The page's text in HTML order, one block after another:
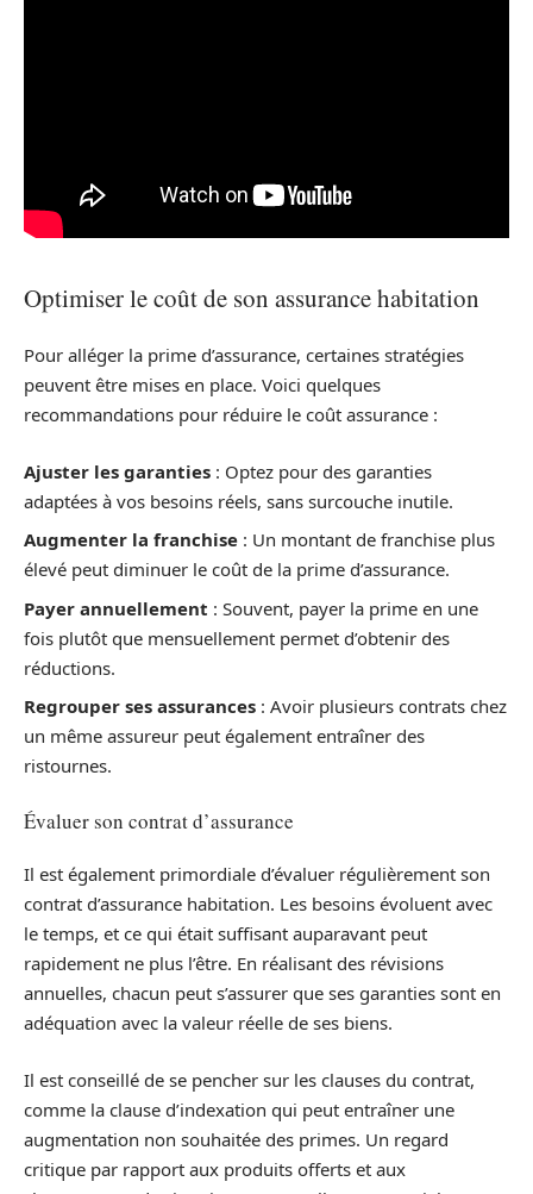
Optimiser le coût de son assurance habitation
Pour alléger la prime d’assurance, certaines stratégies
peuvent être mises en place. Voici quelques
recommandations pour réduire le coût assurance :
Ajuster les garanties : Optez pour des garanties
adaptées à vos besoins réels, sans surcouche inutile.
Augmenter la franchise : Un montant de franchise plus
élevé peut diminuer le coût de la prime d’assurance.
Payer annuellement : Souvent, payer la prime en une
fois plutôt que mensuellement permet d’obtenir des
réductions.
Regrouper ses assurances : Avoir plusieurs contrats chez
un même assureur peut également entraîner des
ristournes.
Évaluer son contrat d’assurance
Il est également primordiale d’évaluer régulièrement son
contrat d’assurance habitation. Les besoins évoluent avec
le temps, et ce qui était suffisant auparavant peut
rapidement ne plus l’être. En réalisant des révisions
annuelles, chacun peut s’assurer que ses garanties sont en
adéquation avec la valeur réelle de ses biens.
Il est conseillé de se pencher sur les clauses du contrat,
comme la clause d’indexation qui peut entraîner une
augmentation non souhaitée des primes. Un regard
critique par rapport aux produits offerts et aux